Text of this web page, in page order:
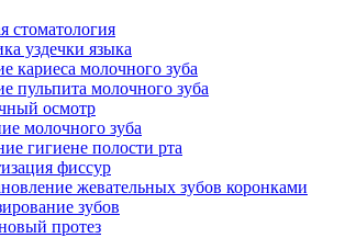
стоматология
уздечки языка
кариеса молочного зуба
пульпита молочного зуба
осмотр
молочного зуба
гигиене полости рта
фиссур
жевательных зубов коронками
зубов
протез